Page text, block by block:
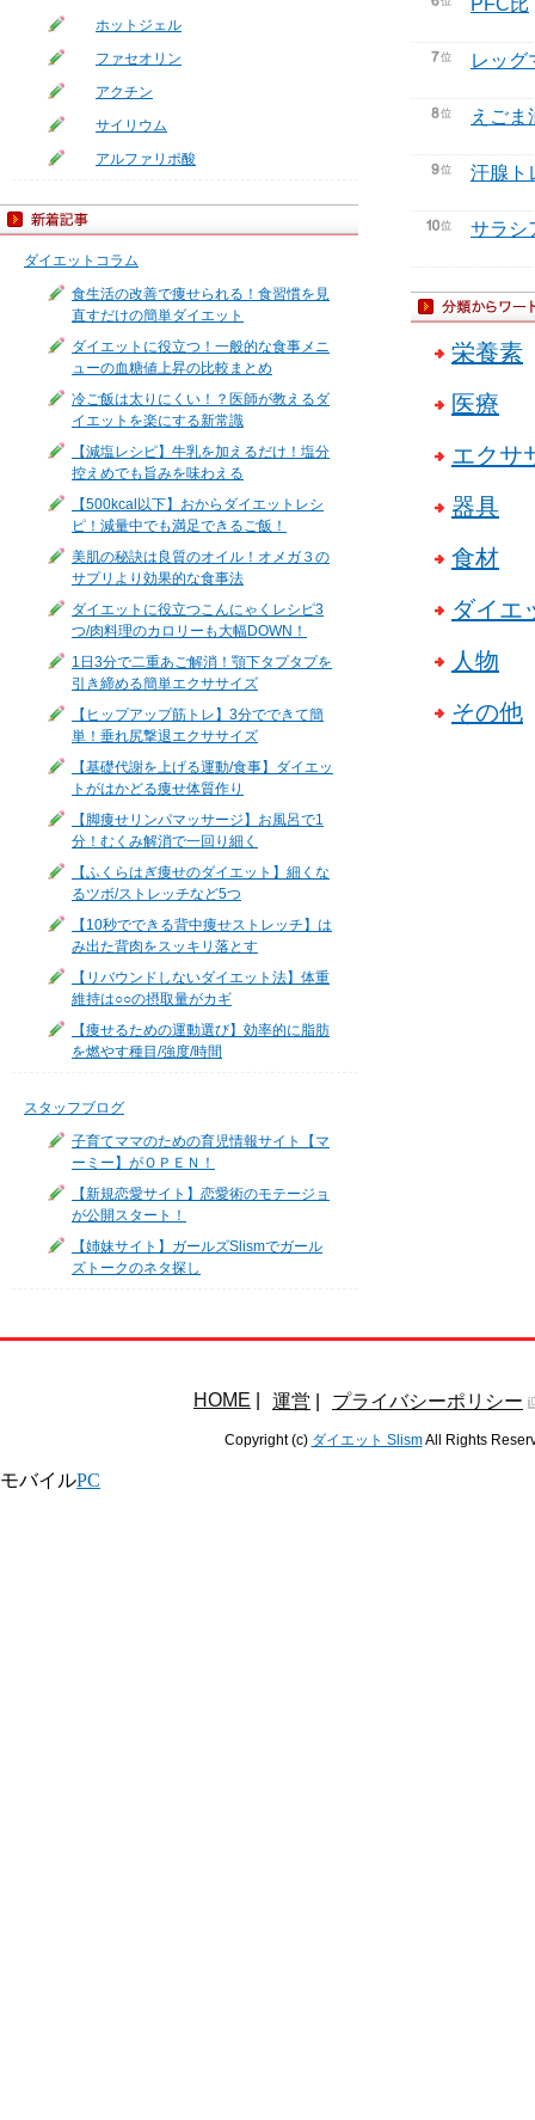
ホットジェル
ファセオリン
アクチン
サイリウム
アルファリポ酸
ダイエットコラム
食生活の改善で痩せられる！食習慣を見
直すだけの簡単ダイエット
ダイエットに役立つ！一般的な食事メニ
ューの血糖値上昇の比較まとめ
冷ご飯は太りにくい！？医師が教えるダ
イエットを楽にする新常識
【減塩レシピ】牛乳を加えるだけ！塩分
控えめでも旨みを味わえる
【500kcal以下】おからダイエットレシ
ピ！減量中でも満足できるご飯！
美肌の秘訣は良質のオイル！オメガ３の
サプリより効果的な食事法
ダイエットに役立つこんにゃくレシピ3
つ/肉料理のカロリーも大幅DOWN！
1日3分で二重あご解消！顎下タプタプを
引き締める簡単エクササイズ
【ヒップアップ筋トレ】3分でできて簡
単！垂れ尻撃退エクササイズ
【基礎代謝を上げる運動/食事】ダイエッ
トがはかどる痩せ体質作り
【脚痩せリンパマッサージ】お風呂で1
分！むくみ解消で一回り細く
【ふくらはぎ痩せのダイエット】細くな
るツボ/ストレッチなど5つ
【10秒でできる背中痩せストレッチ】は
み出た背肉をスッキリ落とす
【リバウンドしないダイエット法】体重
維持は○○の摂取量がカギ
【痩せるための運動選び】効率的に脂肪
を燃やす種目/強度/時間
スタッフブログ
子育てママのための育児情報サイト【マ
ーミー】がＯＰＥＮ！
【新規恋愛サイト】恋愛術のモテージョ
が公開スタート！
【姉妹サイト】ガールズSlismでガール
ズトークのネタ探し
PFC比
レッグ
えごま
汗腺ト
サラシ
栄養素
医療
エクサ
器具
食材
ダイエ
人物
その他
HOME 運営 プライバシーポリシー
Copyright (c) ダイエット SlismAll Rights
モバイルPC